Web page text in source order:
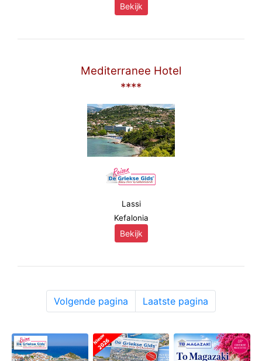
Bekijk
Mediterranee Hotel
****
Lassi
Kefalonia
Bekijk
Volgende pagina Laatste pagina